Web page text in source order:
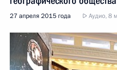
27 апреля 2015 года Аудио, 8